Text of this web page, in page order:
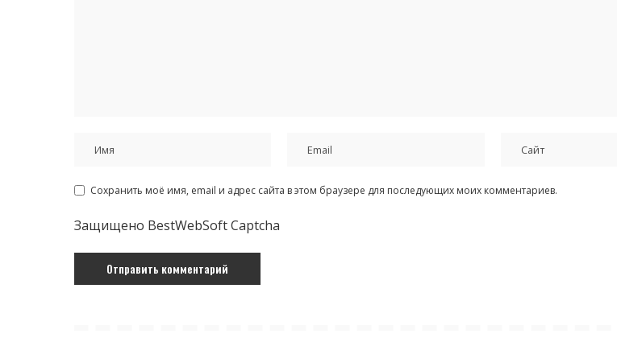
Сохранить моё имя, email и адрес сайта в этом браузере для последующих моих комментариев.
Защищено BestWebSoft Captcha